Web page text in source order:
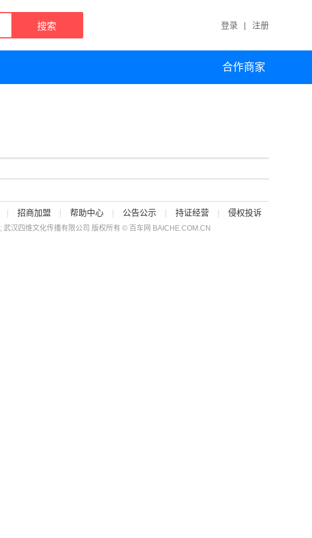
搜索 登录 | 注册
合作商家
| 招商加盟 | 帮助中心 | 公告公示 | 持证经营 | 侵权投诉
; 武汉四维文化传播有限公司 版权所有 © 百车网 BAICHE.COM.CN